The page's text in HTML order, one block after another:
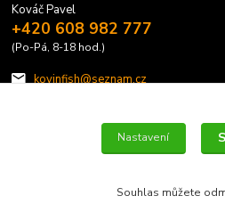
Kováč Pavel
+420 608 982 777
(Po-Pá, 8-18 hod.)
kovinfish@seznam.cz
Nastavení
Souhlas můžete